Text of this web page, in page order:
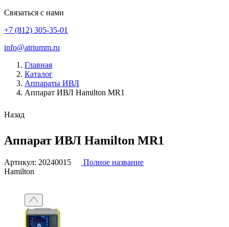
Связаться с нами
+7 (812) 305-35-01
info@atriumm.ru
Главная
Каталог
Аппараты ИВЛ
Аппарат ИВЛ Hamilton MR1
Назад
Аппарат ИВЛ Hamilton MR1
Артикул: 20240015
Полное название
Hamilton